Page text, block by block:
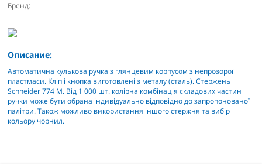
Бренд:
Описание:
Автоматична кулькова ручка з глянцевим корпусом з непрозорої
пластмаси. Кліп і кнопка виготовлені з металу (сталь). Стержень
Schneider 774 М. Від 1 000 шт. колірна комбінація складових частин
ручки може бути обрана індивідуально відповідно до запропонованої
палітри. Також можливо використання іншого стержня та вибір
кольору чорнил.